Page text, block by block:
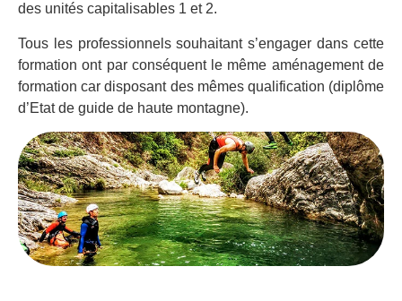
des unités capitalisables 1 et 2.
Tous les professionnels souhaitant s’engager dans cette
formation ont par conséquent le même aménagement de
formation car disposant des mêmes qualification (diplôme
d’Etat de guide de haute montagne).